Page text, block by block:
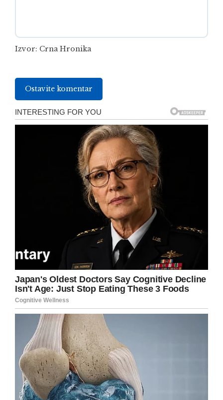
Izvor: Crna Hronika
Ostavite komentar